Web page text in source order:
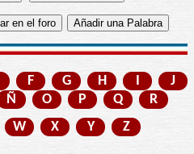
F G H I
J
Ñ O P Q
R
W X Y Z